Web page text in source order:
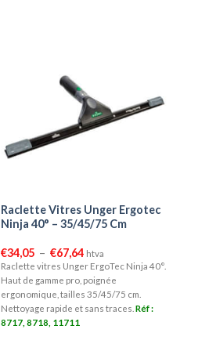
Raclette Vitres Unger Ergotec
Ninja 40° – 35/45/75 Cm
€34,05 – €67,64Plage
de
prix :
€34,05
à
€67,64
htva
Raclette vitres Unger ErgoTec Ninja 40°.
Haut de gamme pro, poignée
ergonomique, tailles 35/45/75 cm.
Nettoyage rapide et sans traces.Réf :
8717, 8718, 11711